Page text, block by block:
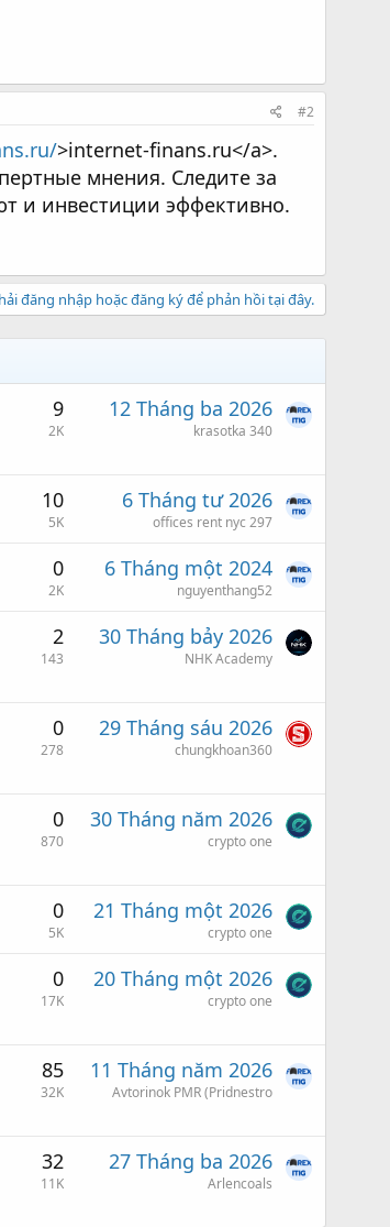
#2
>internet-finans.ru</a>.
мнения. Следите за
и инвестиции эффективно.
đăng nhập hoặc đăng ký để phản hồi tại đây.
9
2K
12 Tháng ba 2026
krasotka 340
10
5K
6 Tháng tư 2026
offices rent nyc 297
0
2K
6 Tháng một 2024
nguyenthang52
2
143
30 Tháng bảy 2026
NHK Academy
0
278
29 Tháng sáu 2026
chungkhoan360
0
870
30 Tháng năm 2026
crypto one
0
5K
21 Tháng một 2026
crypto one
0
17K
20 Tháng một 2026
crypto one
85
32K
11 Tháng năm 2026
Avtorinok PMR (Pridnestro
32
11K
27 Tháng ba 2026
Arlencoals